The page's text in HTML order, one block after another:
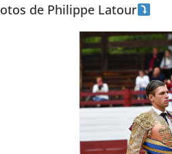
de Philippe Latour